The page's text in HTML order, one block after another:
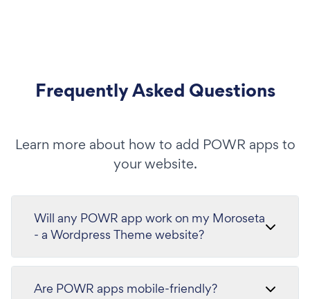
Frequently Asked Questions
Learn more about how to add POWR apps to
your website.
Will any POWR app work on my Moroseta
- a Wordpress Theme website?
Are POWR apps mobile-friendly?